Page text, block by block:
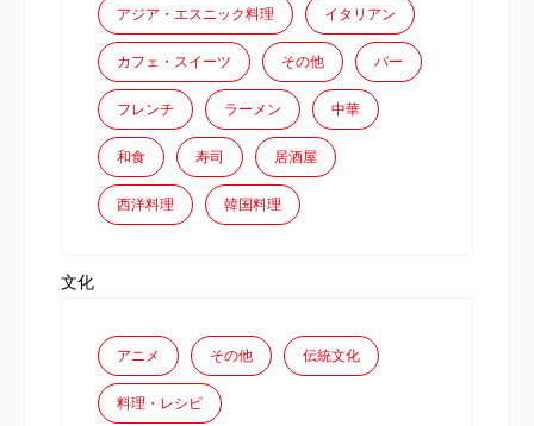
アジア・エスニック料理 イタリアン
カフェ・スイーツ その他 バー
フレンチ ラーメン 中華
和食 寿司 居酒屋
西洋料理 韓国料理
文化
アニメ その他 伝統文化
料理・レシピ